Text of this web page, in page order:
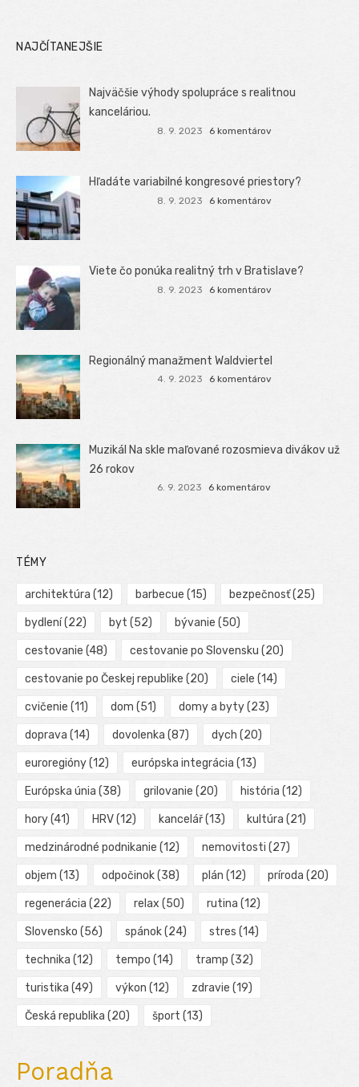
NAJČÍTANEJŠIE
Najväčšie výhody spolupráce s realitnou
kanceláriou.
8. 9. 2023 6 komentárov
Hľadáte variabilné kongresové priestory?
8. 9. 2023 6 komentárov
Viete čo ponúka realitný trh v Bratislave?
8. 9. 2023 6 komentárov
Regionálný manažment Waldviertel
4. 9. 2023 6 komentárov
Muzikál Na skle maľované rozosmieva divákov už
26 rokov
6. 9. 2023 6 komentárov
TÉMY
architektúra (12) barbecue (15) bezpečnosť(25)
bydlení(22) byt (52) bývanie (50)
cestovanie (48) cestovanie po Slovensku (20)
cestovanie po Českej republike (20) ciele (14)
cvičenie (11) dom (51) domy a byty(23)
doprava (14) dovolenka (87) dych (20)
euroregióny(12) európska integrácia (13)
Európska únia (38) grilovanie (20) história (12)
hory(41) HRV(12) kancelář(13) kultúra (21)
medzinárodné podnikanie (12) nemovitosti (27)
objem (13) odpočinok(38) plán (12) príroda (20)
regenerácia (22) relax (50) rutina (12)
Slovensko (56) spánok(24) stres (14)
technika (12) tempo (14) tramp (32)
turistika (49) výkon (12) zdravie (19)
Česká republika (20) šport (13)
Poradňa